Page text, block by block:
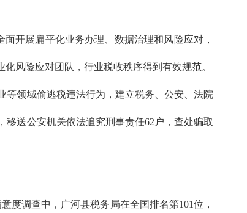
开展扁平化业务办理、数据治理和风险应对，
风险应对团队，行业税收秩序得到有效规范。
领域偷逃税违法行为，建立税务、公安、法院
送公安机关依法追究刑事责任62户，查处骗取
调查中，广河县税务局在全国排名第101位，